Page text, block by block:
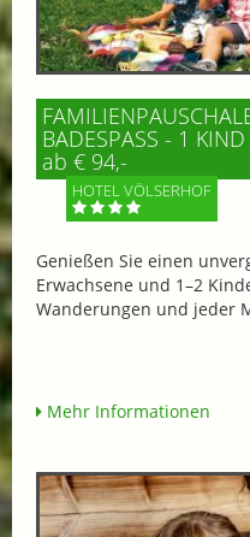
BADESPASS - 1 KIND
ab € 94,-
HOTEL VÖLSERHOF
Genießen Sie einen
Erwachsene und 1–2
Wanderungen und jeder
Mehr Informationen